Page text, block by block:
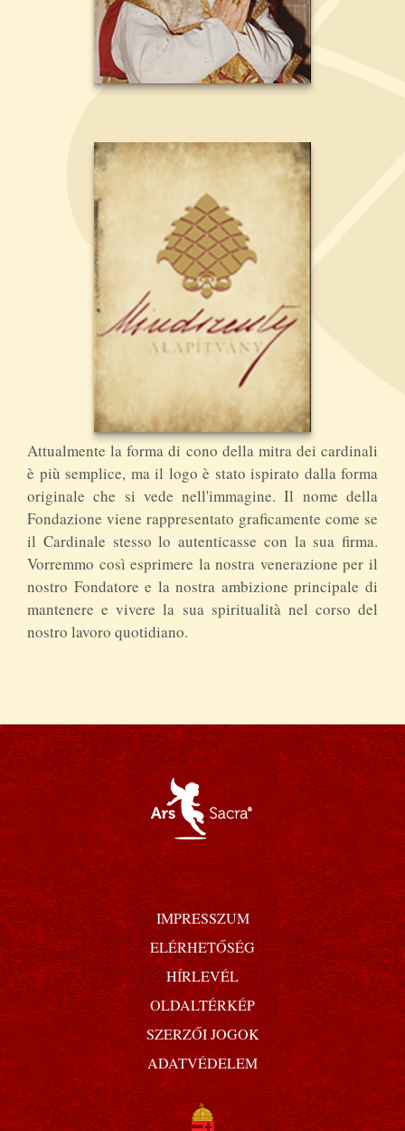
Attualmente la forma di cono della mitra dei cardinali
è più semplice, ma il logo è stato ispirato dalla forma
originale che si vede nell'immagine. Il nome della
Fondazione viene rappresentato graficamente come se
il Cardinale stesso lo autenticasse con la sua firma.
Vorremmo così esprimere la nostra venerazione per il
nostro Fondatore e la nostra ambizione principale di
mantenere e vivere la sua spiritualità nel corso del
nostro lavoro quotidiano.
IMPRESSZUM
ELÉRHETŐSÉG
HÍRLEVÉL
OLDALTÉRKÉP
SZERZŐI JOGOK
ADATVÉDELEM